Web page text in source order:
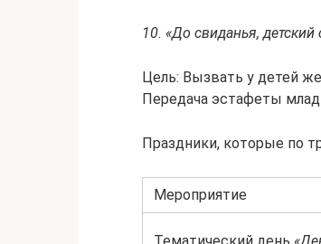
10. «До свиданья, детский
Цель: Вызвать у детей
Передача эстафеты
Праздники, которые по
Мероприятие